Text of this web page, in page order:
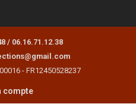
/ 06.16.71.12.38
- FR12450528237
compte